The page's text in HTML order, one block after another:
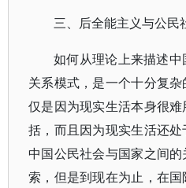
三、后全能主义与公民
如何从理论上来描述
关系模式，是一个十分复
仅是因为现实生活本身很
括，而且因为现实生活还
中国公民社会与国家之间
索，但是到现在为止，在